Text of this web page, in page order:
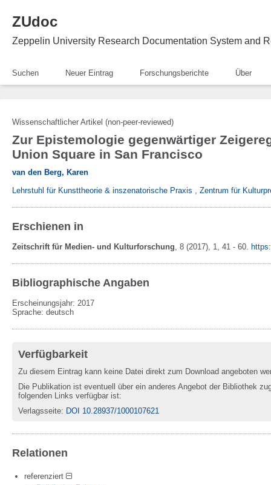
ZUdoc
Zeppelin University Research Documentation System and
Suchen Neuer Eintrag Forschungsberichte Über
Wissenschaftlicher Artikel (non-peer-reviewed)
Zur Epistemologie gegenwärtiger
Union Square in San Francisco
van den Berg, Karen
Lehrstuhl für Kunsttheorie & inszenatorische Praxis , Zentrum für
Erschienen in
Zeitschrift für Medien- und Kulturforschung, 8 (2017), 1, 41 - 60.
Bibliographische Angaben
Erscheinungsjahr: 2017
Sprache: deutsch
Verfügbarkeit
Zu diesem Eintrag kann keine Datei direkt zum Download angeboten
Die Publikation ist eventuell über ein anderes Angebot der Bibliothek
folgenden Links verfügbar ist:
Verlagsseite: DOI 10.28937/1000107621
Relationen
referenziert